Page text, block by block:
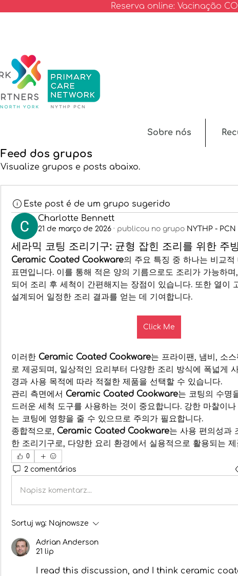
Reserva online: Vacinação
Sobre nós
Feed dos grupos
Visualize grupos e posts abaixo.
Este post é de um grupo sugerido
Charlotte Bennett
21 de março de 2026 · publicou no grupo NYTHP -
세라믹 코팅 조리기구: 균형 잡힌 조리를 위한 주
Ceramic Coated Cookware의 주요 특징 중 하나는 비교적
표면입니다. 이를 통해 적은 양의 기름으로도 조리가 가능하며
되어 조리 후 세척이 간편해지는 장점이 있습니다. 또한 열이
설계되어 일정한 조리 결과를 얻는 데 기여합니다.
Click Me
이러한 Ceramic Coated Cookware는 프라이팬, 냄비, 소
로 제공되며, 일상적인 요리부터 다양한 조리 방식에 폭넓게
경과 사용 목적에 따라 적절한 제품을 선택할 수 있습니다.
관리 측면에서 Ceramic Coated Cookware는 코팅의 수명
드러운 세척 도구를 사용하는 것이 중요합니다. 강한 마찰이
는 코팅에 영향을 줄 수 있으므로 주의가 필요합니다.
종합적으로, Ceramic Coated Cookware는 사용 편의성과
한 조리기구로, 다양한 요리 환경에서 실용적으로 활용되는 제
0
2 comentários
Napisz komentarz...
Sortuj wg: Najnowsze
Adrian Anderson
21 lip
I read this discussion, and I think ceramic